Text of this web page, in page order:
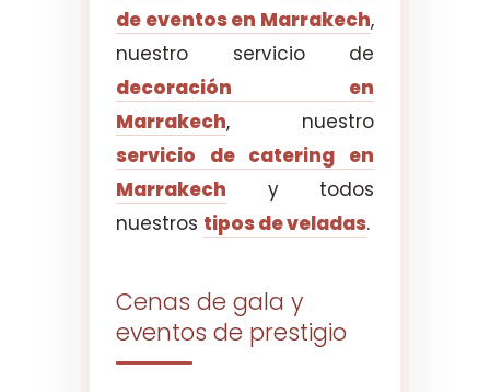
de eventos en Marrakech,
nuestro servicio de
decoración en
Marrakech, nuestro
servicio de catering en
Marrakech y todos
nuestros tipos de veladas.
Cenas de gala y
eventos de prestigio